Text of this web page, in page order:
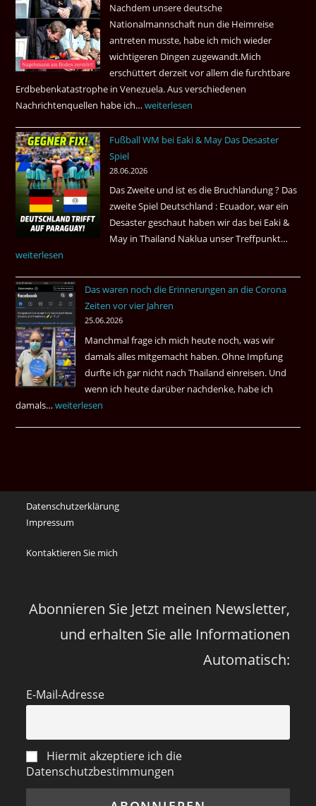
Thai
Airways
nonstop
nach
Amsterdam.
Nachdem unsere deutsche
Nationalmannschaft nun die Heimreise
antreten musste, habe ich mich wieder
wichtigeren Dingen zugewandt.Mich
erschüttert derzeit vor allem die furchtbare
Erdbebenkatastrophe in Venezuela. Aus verschiedenen
Nachrichtenquellen habe ich…Erdbeben
Venezuela
weiterlesen
Fußball WM bei Eaki & May Das Desaster
Spiel
28.06.2026
Das Zweite und ist es die Bruchlandung ? Das
zweite Spiel Deutschland : Ecuador, war ein
Desaster geschaut haben wir das bei Eaki &
May in Thailand Naklua unser Treffpunkt…
bei
weiterlesen
Das waren noch die Erinnerungen an die Corona
Zeiten vor vier Jahren
25.06.2026
Manchmal frage ich mich heute noch, was wir
damals alles mitgemacht haben. Ohne Impfung
durfte ich gar nicht nach Thailand einreisen. Und
wenn ich heute darüber nachdenke, habe ich
damals…Das
an
die
Corona
Zeiten
weiterlesen
Datenschutzerklärung
Impressum
Kontaktieren Sie mich
Abonnieren Sie Jetzt meinen Newsletter,
und erhalten Sie alle Informationen
Automatisch:
E-Mail-Adresse
Hiermit akzeptiere ich die
Datenschutzbestimmungen